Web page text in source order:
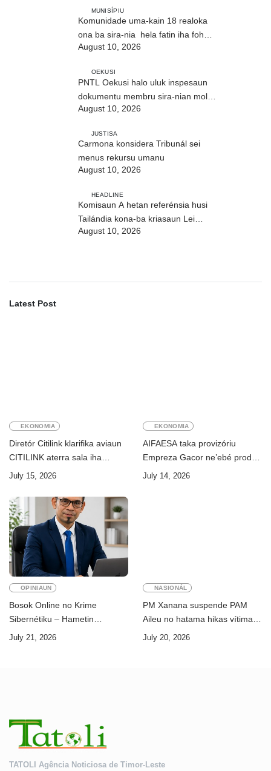
MUNISÍPIU
Komunidade uma-kain 18 realoka
ona ba sira-nia hela fatin iha foho
Builó okos
August 10, 2026
OEKUSI
PNTL Oekusi halo uluk inspesaun
dokumentu membru sira-nian molok
pasa-revista iha públiku
August 10, 2026
JUSTISA
Carmona konsidera Tribunál sei
menus rekursu umanu
August 10, 2026
HEADLINE
Komisaun A hetan referénsia husi
Tailándia kona-ba kriasaun Lei
Siberkrime
August 10, 2026
Latest Post
EKONOMIA
Diretór Citilink klarifika aviaun
CITILINK aterra sala iha
Aeroportu Komoro ne’e
July 15, 2026
EKONOMIA
AIFAESA taka provizóriu
Empreza Gacor ne’ebé prodús
“pentolan”
July 14, 2026
OPINIAUN
Bosok Online no Krime
Sibernétiku – Hametin
Seguransa Dijitál ba Futuru
July 21, 2026
NASIONÁL
PM Xanana suspende PAM
Aileu no hatama hikas vítima
AMA ba servisu
July 20, 2026
TATOLI Agência Noticiosa de Timor-Leste